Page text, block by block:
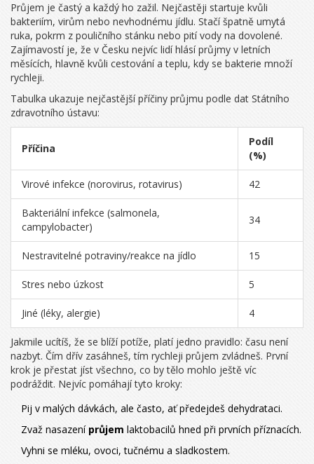
Průjem je častý a každý ho zažil. Nejčastěji startuje kvůli
bakteriím, virům nebo nevhodnému jídlu. Stačí špatně umytá
ruka, pokrm z pouličního stánku nebo pití vody na dovolené.
Zajímavostí je, že v Česku nejvíc lidí hlásí průjmy v letních
měsících, hlavně kvůli cestování a teplu, kdy se bakterie množí
rychleji.
Tabulka ukazuje nejčastější příčiny průjmu podle dat Státního
zdravotního ústavu:
Příčina
Podíl
(%)
Virové infekce (norovirus, rotavirus) 42
Bakteriální infekce (salmonela,
campylobacter)
34
Nestravitelné potraviny/reakce na jídlo 15
Stres nebo úzkost 5
Jiné (léky, alergie) 4
Jakmile ucítíš, že se blíží potíže, platí jedno pravidlo: času není
nazbyt. Čím dřív zasáhneš, tím rychleji průjem zvládneš. První
krok je přestat jíst všechno, co by tělo mohlo ještě víc
podráždit. Nejvíc pomáhají tyto kroky:
Pij v malých dávkách, ale často, ať předejdeš dehydrataci.
Zvaž nasazení průjem laktobacilů hned při prvních příznacích.
Vyhni se mléku, ovoci, tučnému a sladkostem.